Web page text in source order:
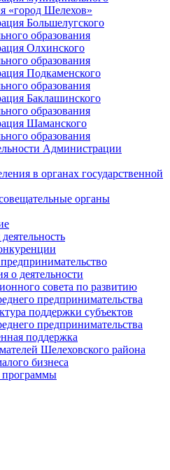
«город Шелехов»
Большелугского
образования
Олхинского
образования
Подкаменского
образования
Баклашинского
образования
Шаманского
образования
Администрации
в органах государственной
органы
о деятельности
совета по развитию
предпринимательства
поддержки субъектов
предпринимательства
поддержка
Шелеховского района
бизнеса